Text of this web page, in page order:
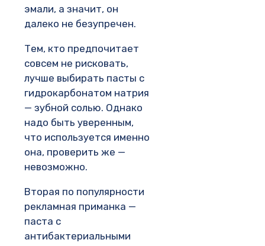
эмали, а значит, он
далеко не безупречен.
Тем, кто предпочитает
совсем не рисковать,
лучше выбирать пасты с
гидрокарбонатом натрия
— зубной солью. Однако
надо быть уверенным,
что используется именно
она, проверить же —
невозможно.
Вторая по популярности
рекламная приманка —
паста с
антибактериальными